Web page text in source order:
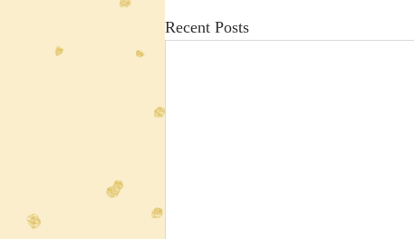
Recent Posts